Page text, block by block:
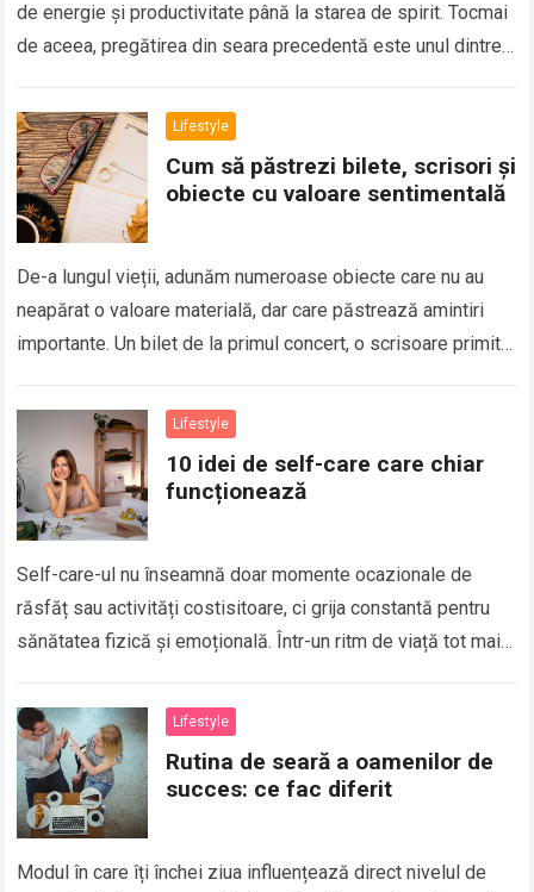
de energie și productivitate până la starea de spirit. Tocmai
de aceea, pregătirea din seara precedentă este unul dintre
Lifestyle
Cum să păstrezi bilete, scrisori și
obiecte cu valoare sentimentală
De-a lungul vieții, adunăm numeroase obiecte care nu au
neapărat o valoare materială, dar care păstrează amintiri
importante. Un bilet de la primul concert, o scrisoare primită
Lifestyle
10 idei de self-care care chiar
funcționează
Self-care-ul nu înseamnă doar momente ocazionale de
răsfăț sau activități costisitoare, ci grija constantă pentru
sănătatea fizică și emoțională. Într-un ritm de viață tot mai
Lifestyle
Rutina de seară a oamenilor de
succes: ce fac diferit
Modul în care îți închei ziua influențează direct nivelul de